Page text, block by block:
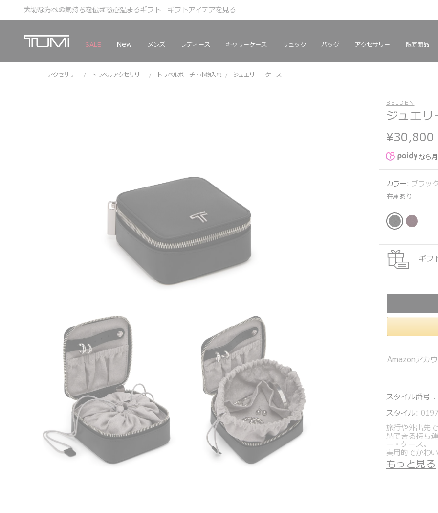
ギフトアイデアを見る
こちら ギフトアイデアを見る
TUMI Exclusives Clubはこちら
SALE New メンズ レディース キャリーケース リュック バッグ アクセサリー 限定製品
アクセサリー トラベルアクセサリー トラベルポーチ・小物入れ ジュエリー・ケース
BELDEN
ジュエ
¥30,800
なら
カラー: ブラッ
在庫あり
ギフ
Amazonアカ
スタイル番号：
スタイル:
旅行や外出先
納できる持ち
ー・ケース。
実用的でかわ
ピアス用の4つ
られるスナッ
もっと見る